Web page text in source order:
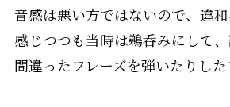
音感は悪い方ではないので、違
感じつつも当時は鵜呑みにして、
間違ったフレーズを弾いたりし